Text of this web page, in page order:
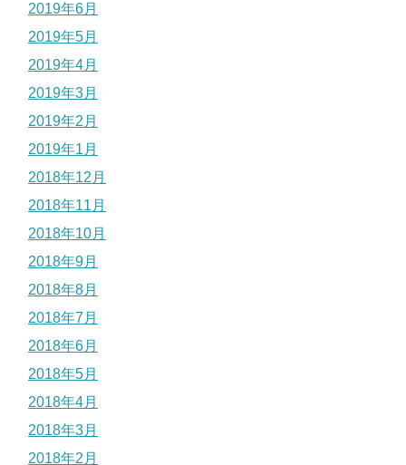
2019年6月
2019年5月
2019年4月
2019年3月
2019年2月
2019年1月
2018年12月
2018年11月
2018年10月
2018年9月
2018年8月
2018年7月
2018年6月
2018年5月
2018年4月
2018年3月
2018年2月